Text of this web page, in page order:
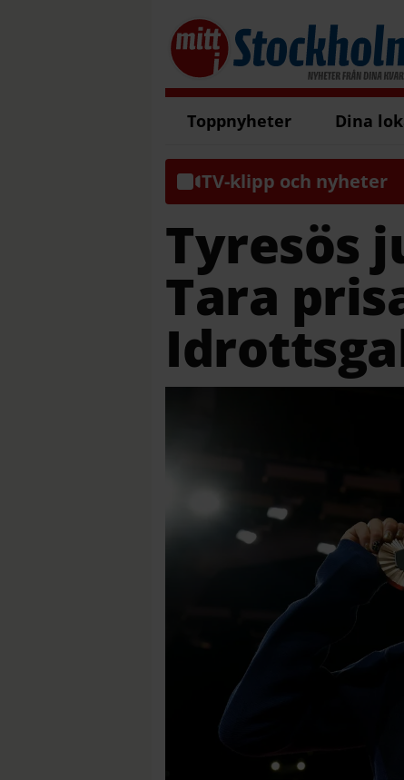
Toppnyheter Dina
TV-klipp och nyheter
Tyresös
Tara